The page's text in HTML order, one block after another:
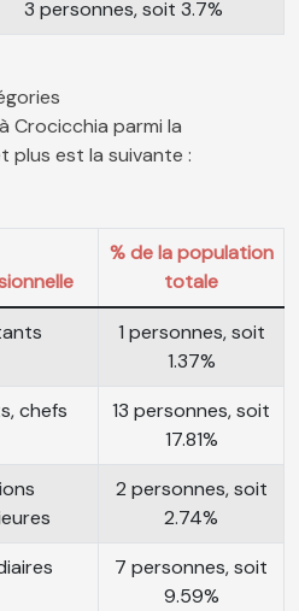
3 personnes, soit 3.7%
Crocicchia parmi la
plus est la suivante :
% de la population
totale
1 personnes, soit
1.37%
chefs
13 personnes, soit
17.81%
2 personnes, soit
2.74%
7 personnes, soit
9.59%